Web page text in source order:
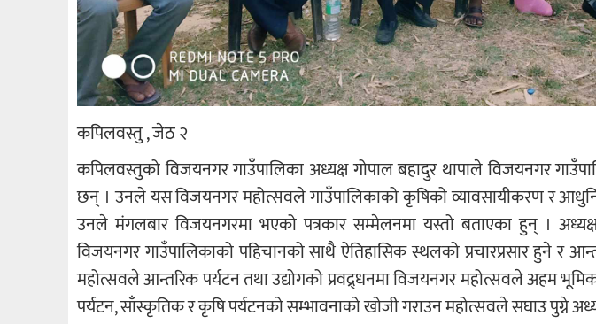
कपिलवस्तु , जेठ २
कपिलवस्तुको विजयनगर गाउँपालिका अध्यक्ष गोपाल बहादुर थापाले विजयनगर
छन् । उनले यस विजयनगर महोत्सवले गाउँपालिकाको कृषिको व्यावसायीकरण र
उनले मंगलबार विजयनगरमा भएको पत्रकार सम्मेलनमा यस्तो बताएका हुन् । अध्यक्ष
विजयनगर गाउँपालिकाको पहिचानको साथै ऐतिहासिक स्थलको प्रचारप्रसार हुने र
महोत्सवले आन्तरिक पर्यटन तथा उद्योगको प्रवद्र्धनमा विजयनगर महोत्सवले अहम
पर्यटन, साँस्कृतिक र कृषि पर्यटनको सम्भावनाको खोजी गराउन महोत्सवले सघाउ पुग्ने